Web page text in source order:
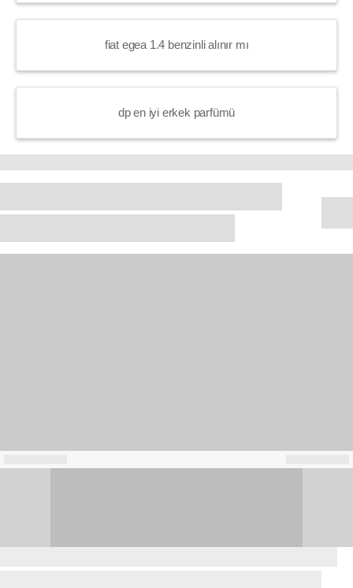
fiat egea 1.4 benzinli alınır mı
dp en iyi erkek parfümü